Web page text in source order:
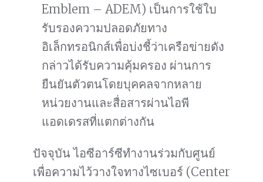
Emblem – ADEM) เป็นการใช้ใบ
รับรองความปลอดภัยทาง
อิเล็กทรอนิกส์เพื่อบ่งชี้ว่าเครือข่ายดัง
กล่าวได้รับความคุ้มครอง ผ่านการ
ยืนยันตัวตนโดยบุคคลจากหลาย
หน่วยงานและสื่อสารผ่านไอพี
แอดเดรสที่แตกต่างกัน
ปัจจุบัน ไอซีอาร์ซีทำงานร่วมกับศูนย์
เพื่อความไว้วางใจทางไซเบอร์ (Center